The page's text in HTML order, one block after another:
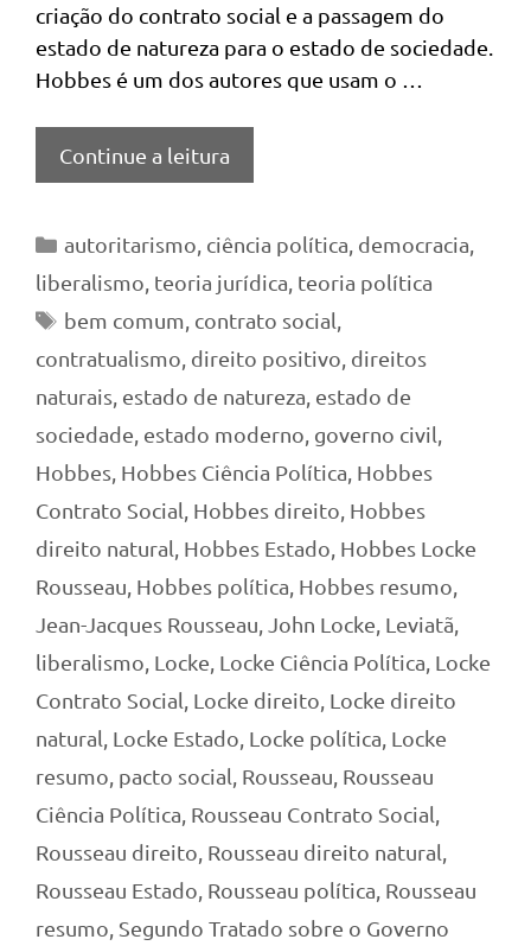
criação do contrato social e a passagem do
estado de natureza para o estado de sociedade.
Hobbes é um dos autores que usam o …
Continue a leitura
Categorias
autoritarismo, ciência política, democracia,
liberalismo, teoria jurídica, teoria política
Tags
bem comum, contrato social,
contratualismo, direito positivo, direitos
naturais, estado de natureza, estado de
sociedade, estado moderno, governo civil,
Hobbes, Hobbes Ciência Política, Hobbes
Contrato Social, Hobbes direito, Hobbes
direito natural, Hobbes Estado, Hobbes Locke
Rousseau, Hobbes política, Hobbes resumo,
Jean-Jacques Rousseau,John Locke, Leviatã,
liberalismo, Locke, Locke Ciência Política, Locke
Contrato Social, Locke direito, Locke direito
natural, Locke Estado, Locke política, Locke
resumo, pacto social, Rousseau, Rousseau
Ciência Política, Rousseau Contrato Social,
Rousseau direito, Rousseau direito natural,
Rousseau Estado, Rousseau política, Rousseau
resumo, Segundo Tratado sobre o Governo